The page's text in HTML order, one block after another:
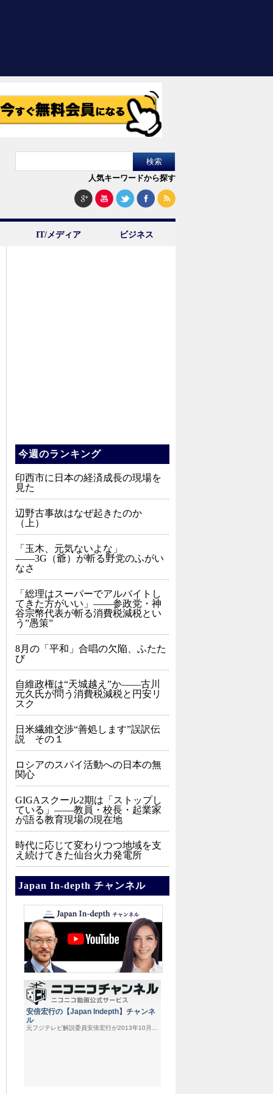
人気キーワードから探す
IT/メディア ビジネス
今週のランキング
印西市に日本の経済成長の現場を
見た
辺野古事故はなぜ起きたのか
（上）
「玉木、元気ないよな」
――3G（爺）が斬る野党のふがい
なさ
「総理はスーパーでアルバイトし
てきた方がいい」――参政党・神
谷宗幣代表が斬る消費税減税とい
う”愚策”
8月の「平和」合唱の欠陥、ふたた
び
自維政権は“天城越え”か――古川
元久氏が問う消費税減税と円安リ
スク
日米繊維交渉“善処します”誤訳伝
説 その１
ロシアのスパイ活動への日本の無
関心
GIGAスクール2期は「ストップし
ている」——教員・校長・起業家
が語る教育現場の現在地
時代に応じて変わりつつ地域を支
え続けてきた仙台火力発電所
Japan In-depth チャンネル